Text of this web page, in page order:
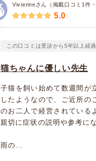
Vivienneさん（掲載口コミ1件・
5.0
この口コミは受診から5年以上経
猫ちゃんに優しい先生
子猫を飼い始めて数週間が
したようなので、ご近所の
のお二人で経営されている
親切に症状の説明や参考に
雨の...